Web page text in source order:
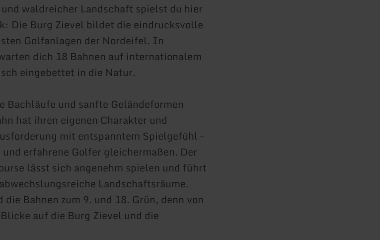
waldreicher Landschaft spielst du hier
Die Burg Zievel bildet die eindrucksvolle
Golfanlagen der Nordeifel. In
dich 18 Bahnen auf internationalem
eingebettet in die Natur.
Bachläufe und sanfte Geländeformen
hat ihren eigenen Charakter und
mit entspanntem Spielgefühl –
erfahrene Golfer gleichermaßen. Der
lässt sich angenehm spielen und führt
Landschaftsräume.
Bahnen zum 9. und 18. Grün, denn von
auf die Burg Zievel und die